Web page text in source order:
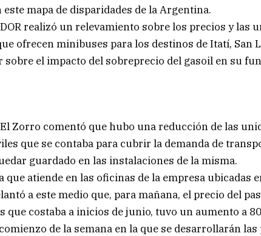
este mapa de disparidades de la Argentina.
realizó un relevamiento sobre los precios y las
ofrecen minibuses para los destinos de Itatí, San
sobre el impacto del sobreprecio del gasoil en su
Zorro comentó que hubo una reducción de las
que se contaba para cubrir la demanda de
guardado en las instalaciones de la misma.
que atiende en las oficinas de la empresa ubicadas
a este medio que, para mañana, el precio del
que costaba a inicios de junio, tuvo un aumento a
de la semana en la que se desarrollarán